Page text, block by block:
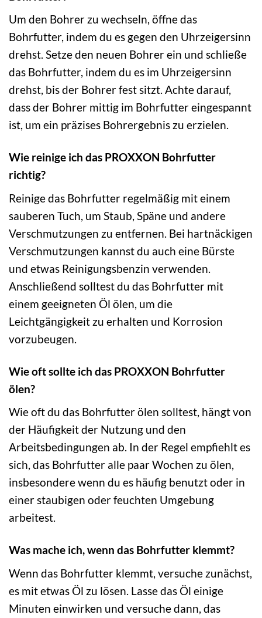
Um den Bohrer zu wechseln, öffne das
Bohrfutter, indem du es gegen den Uhrzeigersinn
drehst. Setze den neuen Bohrer ein und schließe
das Bohrfutter, indem du es im Uhrzeigersinn
drehst, bis der Bohrer fest sitzt. Achte darauf,
dass der Bohrer mittig im Bohrfutter eingespannt
ist, um ein präzises Bohrergebnis zu erzielen.
Wie reinige ich das PROXXON Bohrfutter
richtig?
Reinige das Bohrfutter regelmäßig mit einem
sauberen Tuch, um Staub, Späne und andere
Verschmutzungen zu entfernen. Bei hartnäckigen
Verschmutzungen kannst du auch eine Bürste
und etwas Reinigungsbenzin verwenden.
Anschließend solltest du das Bohrfutter mit
einem geeigneten Öl ölen, um die
Leichtgängigkeit zu erhalten und Korrosion
vorzubeugen.
Wie oft sollte ich das PROXXON Bohrfutter
ölen?
Wie oft du das Bohrfutter ölen solltest, hängt von
der Häufigkeit der Nutzung und den
Arbeitsbedingungen ab. In der Regel empfiehlt es
sich, das Bohrfutter alle paar Wochen zu ölen,
insbesondere wenn du es häufig benutzt oder in
einer staubigen oder feuchten Umgebung
arbeitest.
Was mache ich, wenn das Bohrfutter klemmt?
Wenn das Bohrfutter klemmt, versuche zunächst,
es mit etwas Öl zu lösen. Lasse das Öl einige
Minuten einwirken und versuche dann, das